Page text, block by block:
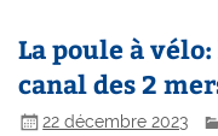
La poule à
canal des 2
22 décembre 2023